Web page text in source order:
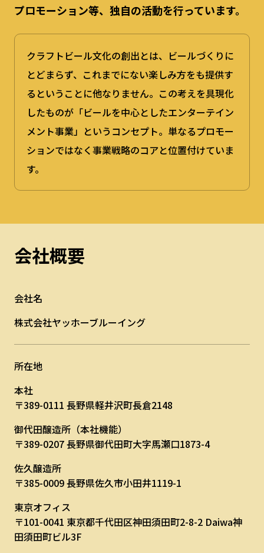
プロモーション等、独自の活動を行っています。
クラフトビール文化の創出とは、ビールづくりに
とどまらず、これまでにない楽しみ方をも提供す
るということに他なりません。この考えを具現化
したものが「ビールを中心としたエンターテイン
メント事業」というコンセプト。単なるプロモー
ションではなく事業戦略のコアと位置付けていま
す。
会社概要
会社名
株式会社ヤッホーブルーイング
所在地
本社
〒389-0111 長野県軽井沢町長倉2148
御代田醸造所（本社機能）
〒389-0207 長野県御代田町大字馬瀬口1873-4
佐久醸造所
〒385-0009 長野県佐久市小田井1119-1
東京オフィス
〒101-0041 東京都千代田区神田須田町2-8-2 Daiwa神
田須田町ビル3F